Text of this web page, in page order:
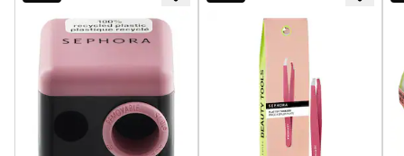
mm et 16 mm.
- Réservoir avec capot amovible pour vider
facilement les copeaux.
- Format compact pratique à transporter partout.